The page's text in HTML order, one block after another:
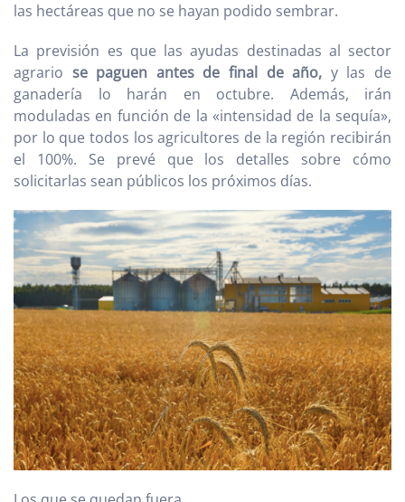
las hectáreas que no se hayan podido sembrar.
La previsión es que las ayudas destinadas al sector
agrario se paguen antes de final de año, y las de
ganadería lo harán en octubre. Además, irán
moduladas en función de la «intensidad de la sequía»,
por lo que todos los agricultores de la región recibirán
el 100%. Se prevé que los detalles sobre cómo
solicitarlas sean públicos los próximos días.